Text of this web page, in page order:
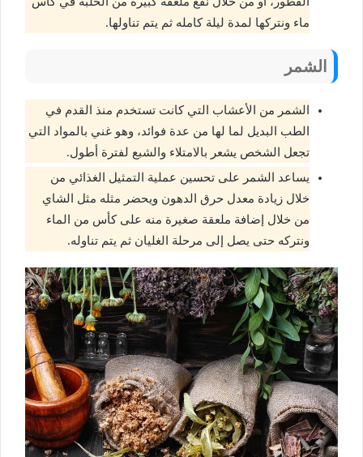
ماء ونتركها لمدة ليلة كامله ثم يتم تناولها.
الشمر
الشمر من الأعشاب التي كانت تستخدم منذ القدم في
الطب البديل لما لها من عدة فوائد، وهو غني بالمواد التي
تجعل الشخص يشعر بالامتلاء والشبع لفترة أطول.
يساعد الشمر على تحسين عملية التمثيل الغذائي من
خلال زيادة معدل حرق الدهون ويحضر مثله مثل الشاي
من خلال إضافة ملعقة صغيرة منه على كأس من الماء
ونتركه حتى يصل إلى مرحلة الغليان ثم يتم تناوله.